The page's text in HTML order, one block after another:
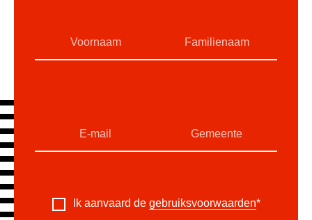
Ik aanvaard de gebruiksvoorwaarden*